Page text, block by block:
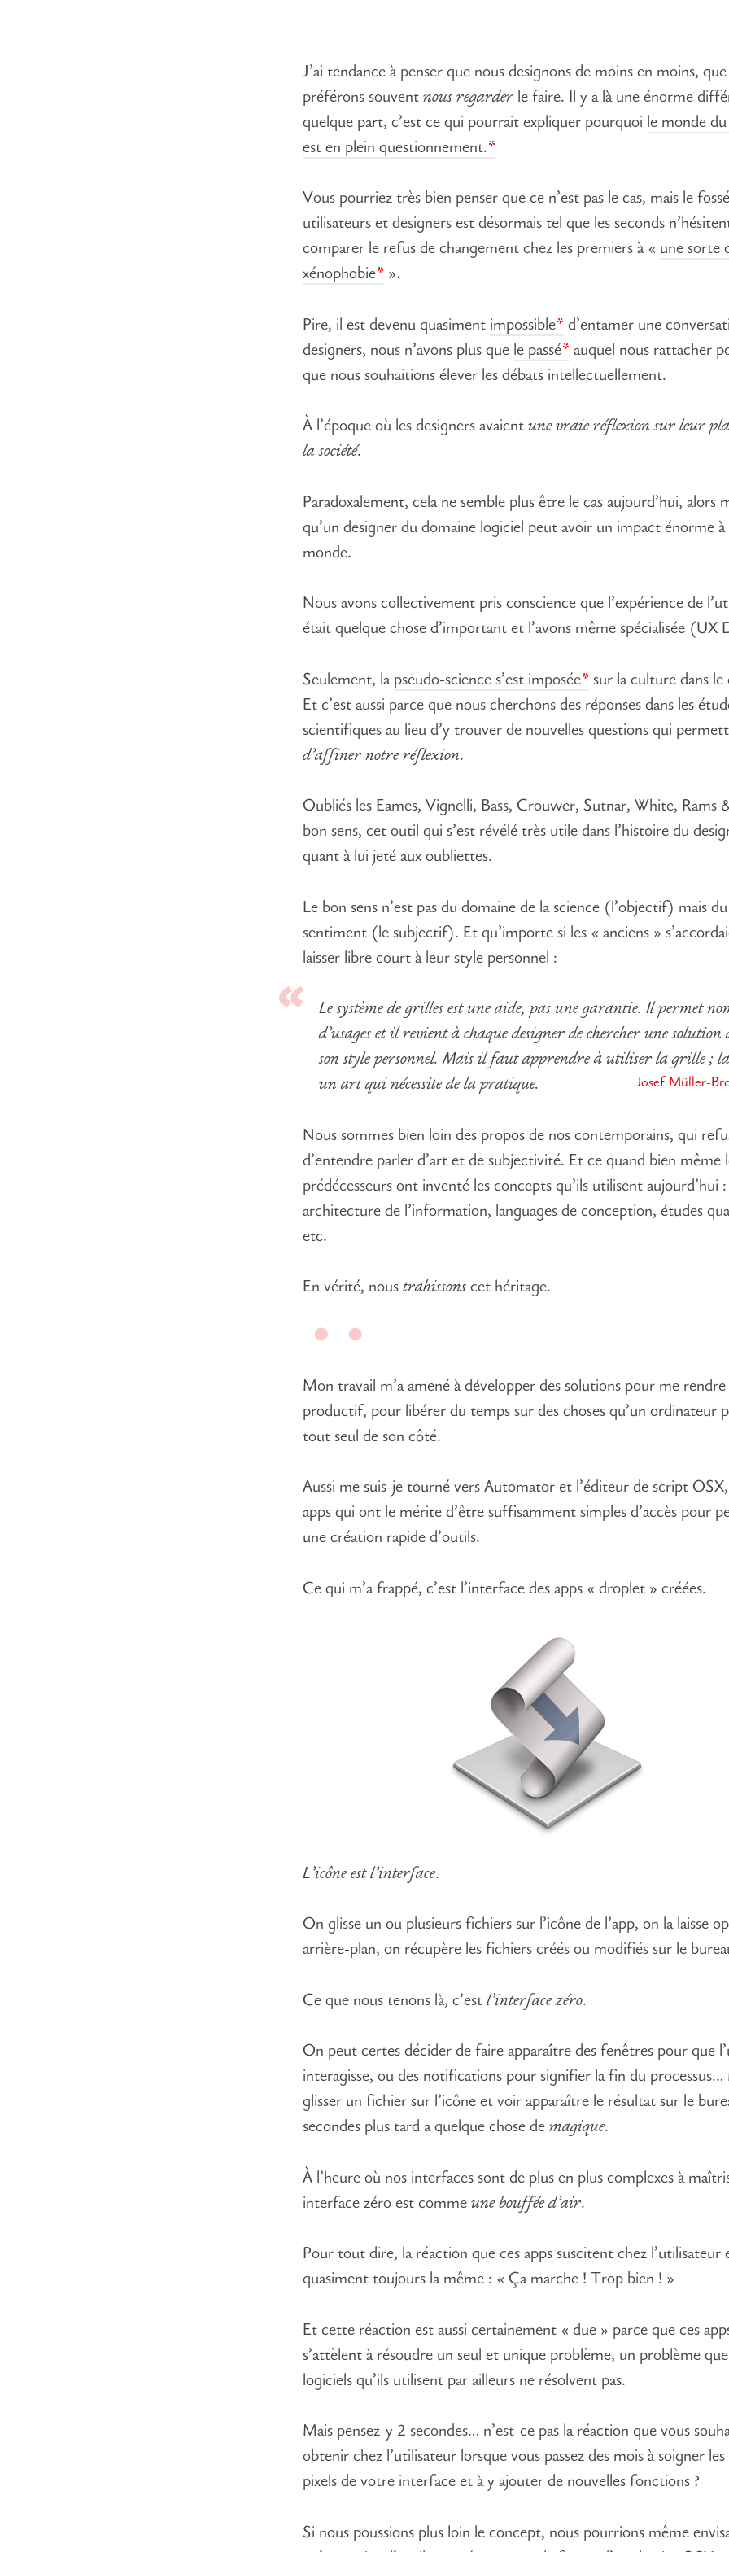
J’ai tendance à penser que nous designons de moins en moins,
préférons souvent nous regarderle faire. Il y a là une énorme
quelque part, c’est ce qui pourrait expliquer pourquoi le monde du
est en plein questionnement.
Vous pourriez très bien penser que ce n’est pas le cas, mais le
utilisateurs et designers est désormais tel que les seconds
comparer le refus de changement chez les premiers à « une sorte
xénophobie ».
Pire, il est devenu quasiment impossible d’entamer une
designers, nous n’avons plus que le passé auquel nous rattacher
que nous souhaitions élever les débats intellectuellement.
À l’époque où les designers avaient une vraie réflexion sur leur
la société.
Paradoxalement, cela ne semble plus être le cas aujourd’hui, alors
qu’un designer du domaine logiciel peut avoir un impact énorme à
monde.
Nous avons collectivement pris conscience que l’expérience de
était quelque chose d’important et l’avons même spécialisée (UX
Seulement, la pseudo-science s’est imposée sur la culture dans le
Et c’est aussi parce que nous cherchons des réponses dans les
scientifiques au lieu d’y trouver de nouvelles questions qui
d’affiner notre réflexion.
Oubliés les Eames, Vignelli, Bass, Crouwer, Sutnar, White, Rams
bon sens, cet outil qui s’est révélé très utile dans l’histoire du
quant à lui jeté aux oubliettes.
Le bon sens n’est pas du domaine de la science (l’objectif) mais du
sentiment (le subjectif). Et qu’importe si les « anciens »
laisser libre court à leur style personnel :
Le système de grilles est une aide, pas une garantie. Il permet
d’usages et il revient à chaque designer de chercher une solution
son style personnel. Mais il faut apprendre à utiliser la grille ;
un art qui nécessite de la pratique.
Josef Müller-
Nous sommes bien loin des propos de nos contemporains, qui
d’entendre parler d’art et de subjectivité. Et ce quand bien même
prédécesseurs ont inventé les concepts qu’ils utilisent aujourd’hui :
architecture de l’information, languages de conception, études
etc.
En vérité, nous trahissons cet héritage.
Mon travail m’a amené à développer des solutions pour me rendre
productif, pour libérer du temps sur des choses qu’un ordinateur
tout seul de son côté.
Aussi me suis-je tourné vers Automator et l’éditeur de script
apps qui ont le mérite d’être suffisamment simples d’accès pour
une création rapide d’outils.
Ce qui m’a frappé, c’est l’interface des apps « droplet » créées.
L’icône est l’interface.
On glisse un ou plusieurs fichiers sur l’icône de l’app, on la laisse
arrière-plan, on récupère les fichiers créés ou modifiés sur le
Ce que nous tenons là, c’est l’interface zéro.
On peut certes décider de faire apparaître des fenêtres pour que
interagisse, ou des notifications pour signifier la fin du processus…
glisser un fichier sur l’icône et voir apparaître le résultat sur le
secondes plus tard a quelque chose de magique.
À l’heure où nos interfaces sont de plus en plus complexes à
interface zéro est comme une bouffée d’air.
Pour tout dire, la réaction que ces apps suscitent chez l’utilisateur
quasiment toujours la même : « Ça marche ! Trop bien ! »
Et cette réaction est aussi certainement « due » parce que ces
s’attèlent à résoudre un seul et unique problème, un problème
logiciels qu’ils utilisent par ailleurs ne résolvent pas.
Mais pensez-y 2 secondes… n’est-ce pas la réaction que vous
obtenir chez l’utilisateur lorsque vous passez des mois à soigner
pixels de votre interface et à y ajouter de nouvelles fonctions ?
Si nous poussions plus loin le concept, nous pourrions même